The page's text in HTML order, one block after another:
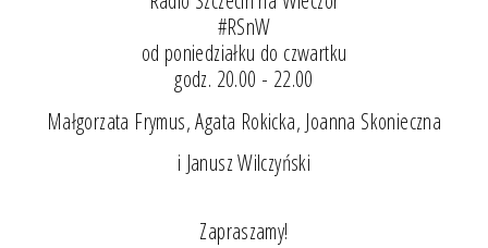
#RSnW
od poniedziałku do czwartku
godz. 20.00 - 22.00
Małgorzata Frymus, Agata Rokicka, Joanna Skonieczna
i Janusz Wilczyński
Zapraszamy!